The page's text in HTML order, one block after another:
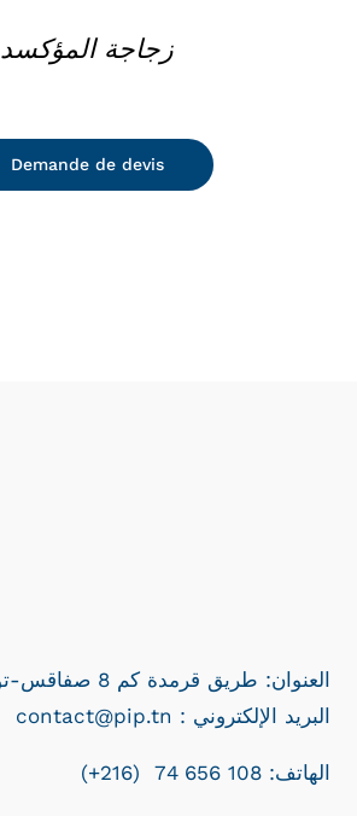
زجاجة المؤكسد
Demande de devis
العنوان: طريق قرمدة كم 8 صفاقس-تونس
contact@pip.tn : البريد الإلكتروني
الهاتف: 108 656 74 (216+)